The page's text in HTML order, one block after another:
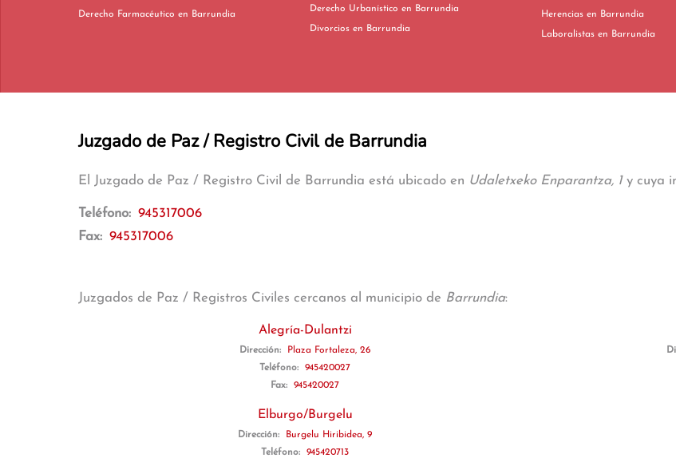
Derecho Farmacéutico en Barrundia
Derecho Urbanístico en Barrundia
Divorcios en Barrundia
Herencias en Barrundia
Laboralistas en Barrundia
Juzgado de Paz / Registro Civil de Barrundia
El Juzgado de Paz / Registro Civil de Barrundia está ubicado en Udaletxeko Enparantza, 1y cuya
Teléfono: 945317006
Fax: 945317006
Juzgados de Paz / Registros Civiles cercanos al municipio de Barrundia:
Alegría-Dulantzi
Dirección:
Plaza Fortaleza, 26
Teléfono:
945420027
Fax:
945420027
Elburgo/Burgelu
Dirección:
Burgelu Hiribidea, 9
Teléfono:
945420713